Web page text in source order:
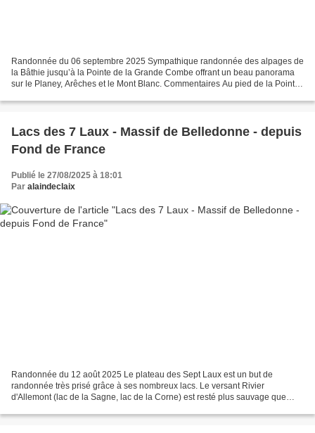
Randonnée du 06 septembre 2025 Sympathique randonnée des alpages de
la Bâthie jusqu’à la Pointe de la Grande Combe offrant un beau panorama
sur le Planey, Arêches et le Mont Blanc. Commentaires Au pied de la Pointe
Lacs des 7 Laux - Massif de Belledonne - depuis
Fond de France
Publié le 27/08/2025 à 18:01
Par alaindeclaix
Randonnée du 12 août 2025 Le plateau des Sept Laux est un but de
randonnée très prisé grâce à ses nombreux lacs. Le versant Rivier
d'Allemont (lac de la Sagne, lac de la Corne) est resté plus sauvage que